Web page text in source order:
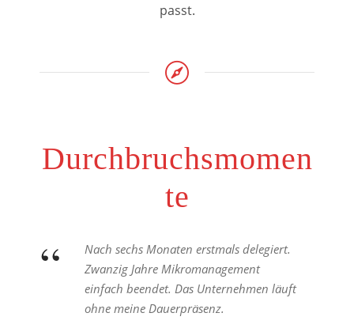
passt.
Durchbruchsmomen
te
“
Nach sechs Monaten erstmals delegiert.
Zwanzig Jahre Mikromanagement
einfach beendet. Das Unternehmen läuft
ohne meine Dauerpräsenz.